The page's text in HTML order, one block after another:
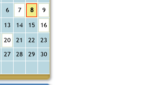
6 7 8 9
13 14 15 16
20 21 22
23
27 28 29
30